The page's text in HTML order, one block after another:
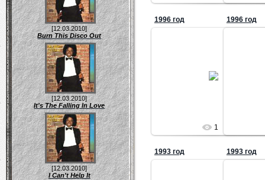
[12.03.2010]
Burn This Disco Out
[12.03.2010]
It's The Falling In Love
[12.03.2010]
I Can't Help It
1996 год
1
1996 год
1993 год 1993 год